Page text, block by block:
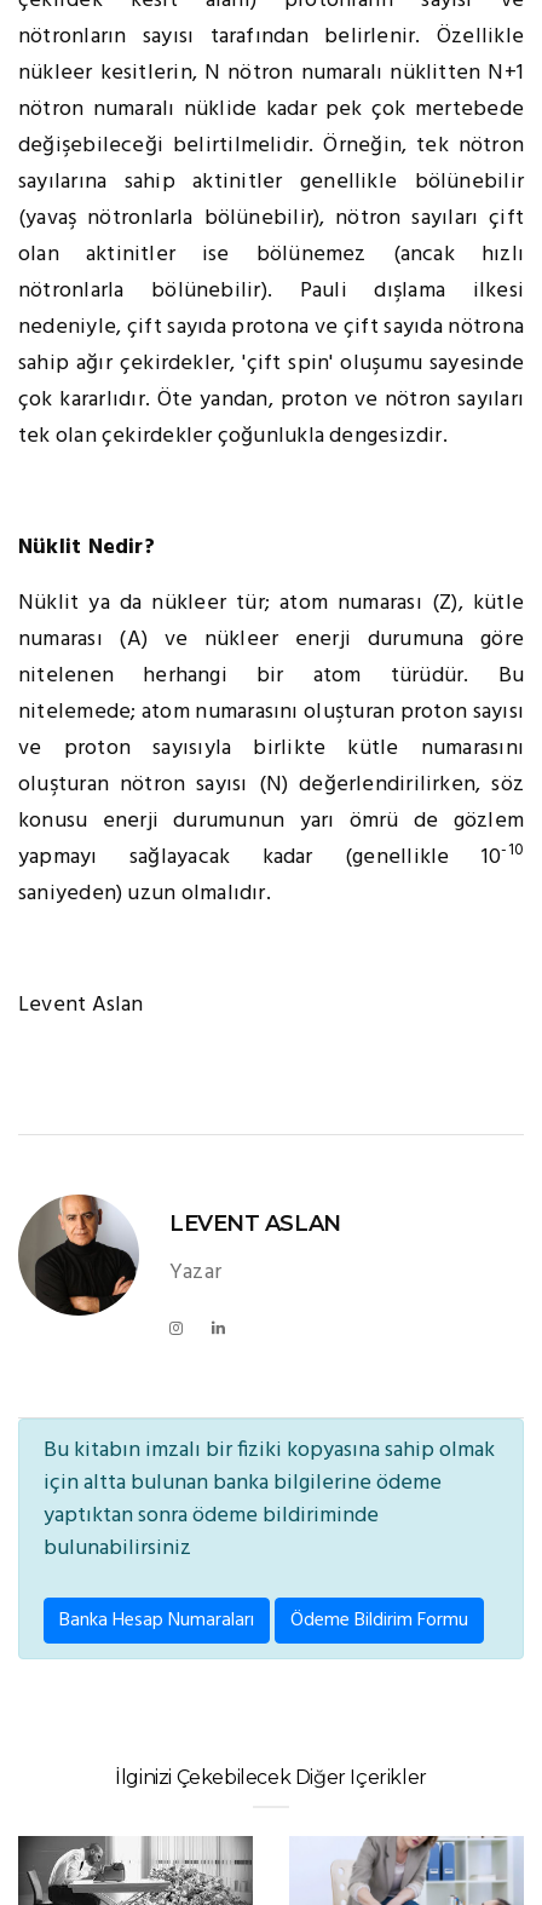
nötronların sayısı tarafından belirlenir. Özellikle
nükleer kesitlerin, N nötron numaralı nüklitten N+1
nötron numaralı nüklide kadar pek çok mertebede
değişebileceği belirtilmelidir. Örneğin, tek nötron
sayılarına sahip aktinitler genellikle bölünebilir
(yavaş nötronlarla bölünebilir), nötron sayıları çift
olan aktinitler ise bölünemez (ancak hızlı
nötronlarla bölünebilir). Pauli dışlama ilkesi
nedeniyle, çift sayıda protona ve çift sayıda nötrona
sahip ağır çekirdekler, 'çift spin' oluşumu sayesinde
çok kararlıdır. Öte yandan, proton ve nötron sayıları
tek olan çekirdekler çoğunlukla dengesizdir.
Nüklit Nedir?
Nüklit ya da nükleer tür; atom numarası (Z), kütle
numarası (A) ve nükleer enerji durumuna göre
nitelenen herhangi bir atom türüdür. Bu
nitelemede; atom numarasını oluşturan proton sayısı
ve proton sayısıyla birlikte kütle numarasını
oluşturan nötron sayısı (N) değerlendirilirken, söz
konusu enerji durumunun yarı ömrü de gözlem
yapmayı sağlayacak kadar (genellikle 10-10
saniyeden) uzun olmalıdır.
Levent Aslan
LEVENT ASLAN
Yazar
Bu kitabın imzalı bir fiziki kopyasına sahip olmak
için altta bulunan banka bilgilerine ödeme
yaptıktan sonra ödeme bildiriminde
bulunabilirsiniz
Banka Hesap Numaraları Ödeme Bildirim Formu
İlginizi Çekebilecek Diğer Içerikler